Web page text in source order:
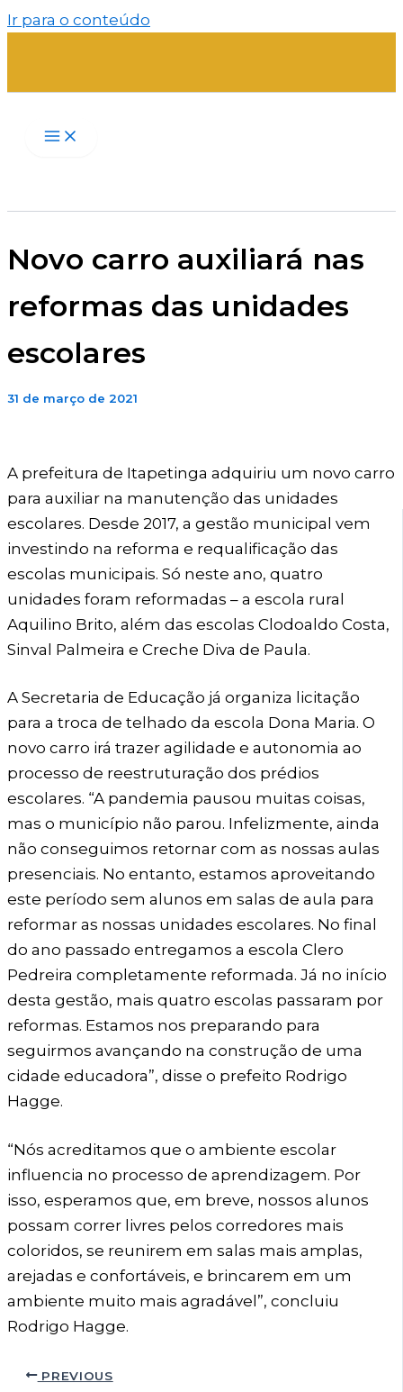
Ir para o conteúdo
Novo carro auxiliará nas
reformas das unidades
escolares
31 de março de 2021
A prefeitura de Itapetinga adquiriu um novo carro
para auxiliar na manutenção das unidades
escolares. Desde 2017, a gestão municipal vem
investindo na reforma e requalificação das
escolas municipais. Só neste ano, quatro
unidades foram reformadas – a escola rural
Aquilino Brito, além das escolas Clodoaldo Costa,
Sinval Palmeira e Creche Diva de Paula.
A Secretaria de Educação já organiza licitação
para a troca de telhado da escola Dona Maria. O
novo carro irá trazer agilidade e autonomia ao
processo de reestruturação dos prédios
escolares. “A pandemia pausou muitas coisas,
mas o município não parou. Infelizmente, ainda
não conseguimos retornar com as nossas aulas
presenciais. No entanto, estamos aproveitando
este período sem alunos em salas de aula para
reformar as nossas unidades escolares. No final
do ano passado entregamos a escola Clero
Pedreira completamente reformada. Já no início
desta gestão, mais quatro escolas passaram por
reformas. Estamos nos preparando para
seguirmos avançando na construção de uma
cidade educadora”, disse o prefeito Rodrigo
Hagge.
“Nós acreditamos que o ambiente escolar
influencia no processo de aprendizagem. Por
isso, esperamos que, em breve, nossos alunos
possam correr livres pelos corredores mais
coloridos, se reunirem em salas mais amplas,
arejadas e confortáveis, e brincarem em um
ambiente muito mais agradável”, concluiu
Rodrigo Hagge.
PREVIOUS